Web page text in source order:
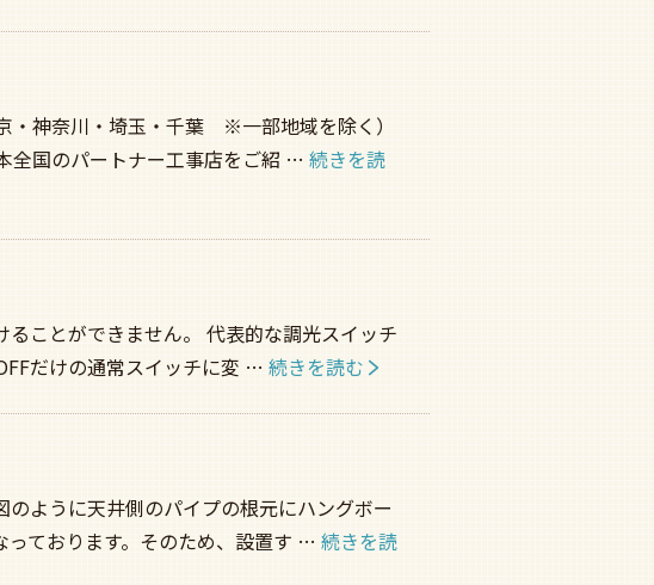
・神奈川・埼玉・千葉 ※一部地域を除く）
全国のパートナー工事店をご紹 … 続きを読
ことができません。 代表的な調光スイッチ
だけの通常スイッチに変 … 続きを読む
ように天井側のパイプの根元にハングボー
ております。そのため、設置す … 続きを読